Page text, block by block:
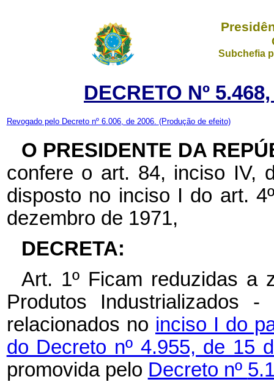
Subchefia
DECRETO Nº
Revogado pelo Decreto nº 6.006, de 2006. (Produção de efeito)
O PRESIDENTE DA
confere o art. 84, inciso IV,
disposto no inciso I do art.
dezembro de 1971,
DECRETA:
Art. 1º Ficam reduzidas a
Produtos Industrializados
relacionados no inciso I do
do Decreto nº 4.955, de 15
promovida pelo Decreto nº